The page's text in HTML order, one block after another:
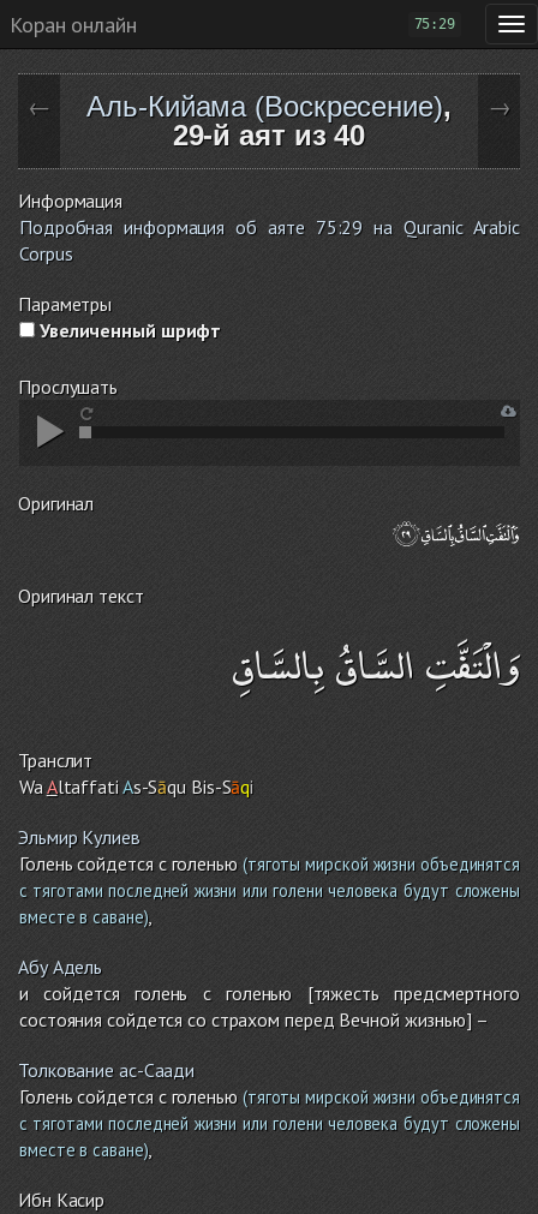
Коран онлайн 75:29
← Аль-Кийама (Воскресение),
29-й аят из 40
→
Информация
Подробная информация об аяте 75:29 на Quranic Arabic
Corpus
Параметры
Увеличенный шрифт
Прослушать
Оригинал
Оригинал текст
وَالْتَفَّتِ السَّاقُ بِالسَّاقِ
Транслит
WaAltaffatiAs-Sāqu Bis-Sāqi
Эльмир Кулиев
Голень сойдется с голенью(тяготы мирской жизни объединятся
с тяготами последней жизни или голени человека будут сложены
вместе в саване),
Абу Адель
и сойдется голень с голенью [тяжесть предсмертного
состояния сойдется со страхом перед Вечной жизнью] –
Толкование ас-Саади
Голень сойдется с голенью(тяготы мирской жизни объединятся
с тяготами последней жизни или голени человека будут сложены
вместе в саване),
Ибн Касир